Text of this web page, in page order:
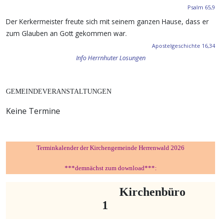
Psalm 65,9
Der Kerkermeister freute sich mit seinem ganzen Hause, dass er
zum Glauben an Gott gekommen war.
Apostelgeschichte 16,34
Info Herrnhuter Losungen
GEMEINDEVERANSTALTUNGEN
Keine Termine
Terminkalender der Kirchengemeinde Herrenwald 2026
***demnächst zum download***:
Kirchenbüro
1